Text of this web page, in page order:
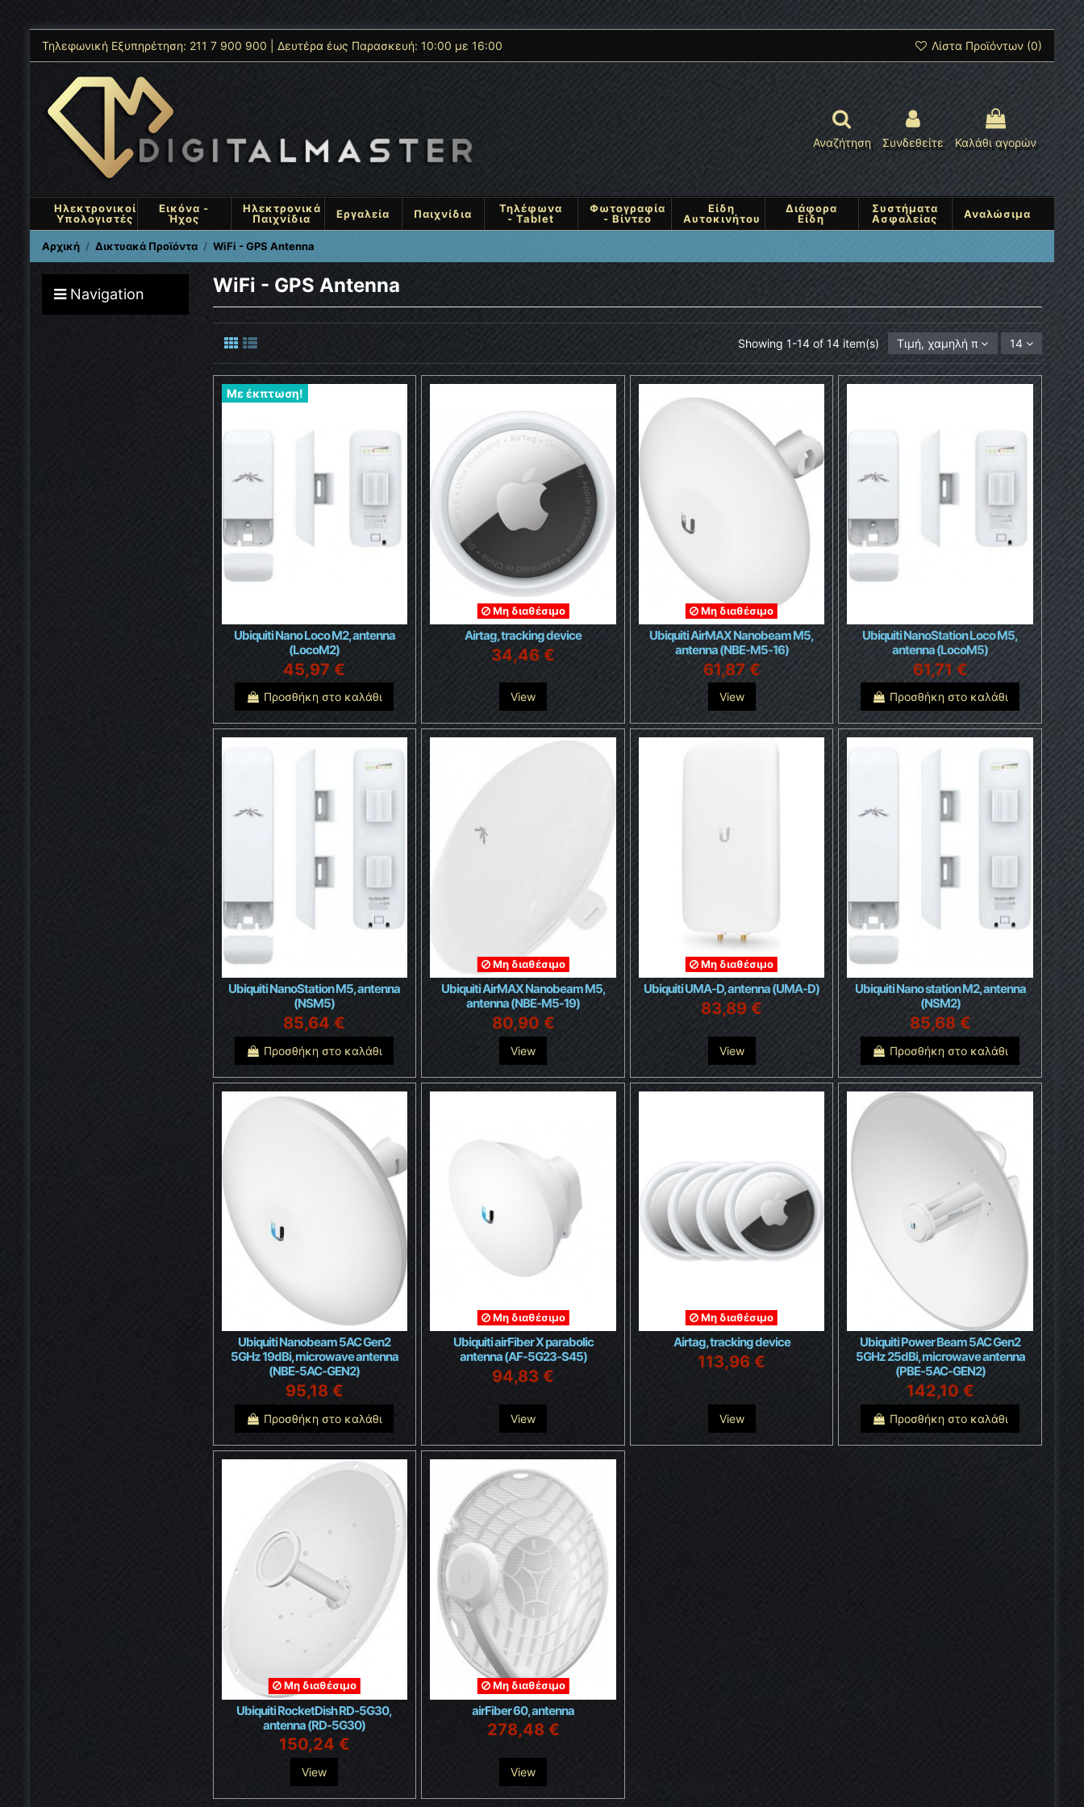
Τηλεφωνική Εξυπηρέτηση: 211 7 900 900 | Δευτέρα έως Παρασκευή: 10:00 με 16:00 Λίστα Προϊόντων (0)
Αναζήτηση Συνδεθείτε Καλάθι αγορών
Ηλεκτρονικοί
Υπολογιστές
Εικόνα -
Ήχος
Ηλεκτρονικά
Παιχνίδια
Εργαλεία Παιχνίδια
Τηλέφωνα
- Tablet
Φωτογραφία
- Βίντεο
Είδη
Αυτοκινήτου
Διάφορα
Είδη
Συστήματα
Ασφαλείας
Αναλώσιμα
Αρχική Δικτυακά Προϊόντα WiFi - GPS Antenna
WiFi - GPS Antenna
Showing 1-14 of 14 item(s) Τιμή, χαμηλή προς υψηλή
14
Με έκπτωση!
Ubiquiti Nano Loco M2, antenna
(LocoM2)
45,97 €
Προσθήκη στο καλάθι
Μη διαθέσιμο
Airtag, tracking device
34,46 €
View
Μη διαθέσιμο
Ubiquiti AirMAX Nanobeam M5,
antenna (NBE-M5-16)
61,87 €
View
Ubiquiti NanoStation Loco M5,
antenna (LocoM5)
61,71 €
Προσθήκη στο καλάθι
Ubiquiti NanoStation M5, antenna
(NSM5)
85,64 €
Προσθήκη στο καλάθι
Μη διαθέσιμο
Ubiquiti AirMAX Nanobeam M5,
antenna (NBE-M5-19)
80,90 €
View
Μη διαθέσιμο
Ubiquiti UMA-D, antenna (UMA-D)
83,89 €
View
Ubiquiti Nano station M2, antenna
(NSM2)
85,68 €
Προσθήκη στο καλάθι
Ubiquiti Nanobeam 5AC Gen2
5GHz 19dBi, microwave antenna
(NBE-5AC-GEN2)
95,18 €
Προσθήκη στο καλάθι
Μη διαθέσιμο
Ubiquiti airFiber X parabolic
antenna (AF-5G23-S45)
94,83 €
View
Μη διαθέσιμο
Airtag, tracking device
113,96 €
View
Ubiquiti Power Beam 5AC Gen2
5GHz 25dBi, microwave antenna
(PBE-5AC-GEN2)
142,10 €
Προσθήκη στο καλάθι
Μη διαθέσιμο
Ubiquiti RocketDish RD-5G30,
antenna (RD-5G30)
150,24 €
View
Μη διαθέσιμο
airFiber 60, antenna
278,48 €
View
Navigation